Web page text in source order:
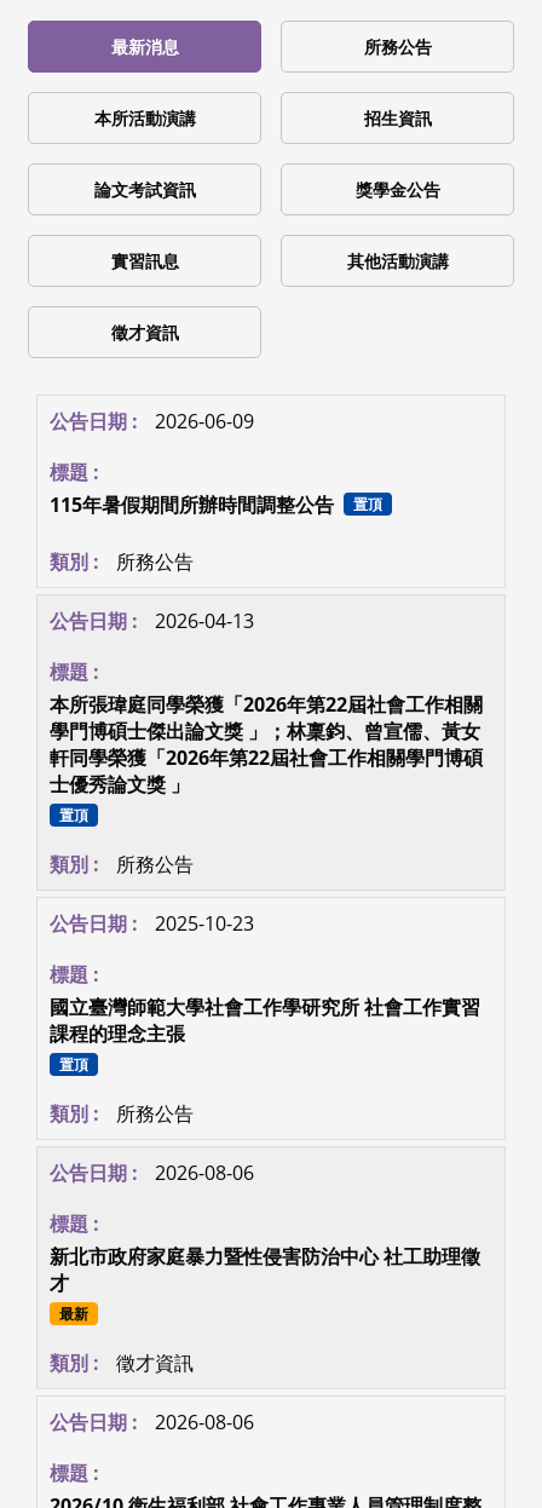
最新消息 所務公告
本所活動演講 招生資訊
論文考試資訊 獎學金公告
實習訊息 其他活動演講
徵才資訊
2026-06-09
115年暑假期間所辦時間調整公告 置頂
所務公告
2026-04-13
本所張瑋庭同學榮獲「2026年第22屆社會工作相關
學門博碩士傑出論文獎 」；林稟鈞、曾宣儒、黃女
軒同學榮獲「2026年第22屆社會工作相關學門博碩
士優秀論文獎 」
置頂
所務公告
2025-10-23
國立臺灣師範大學社會工作學研究所 社會工作實習
課程的理念主張
置頂
所務公告
2026-08-06
新北市政府家庭暴力暨性侵害防治中心 社工助理徵
才
最新
徵才資訊
2026-08-06